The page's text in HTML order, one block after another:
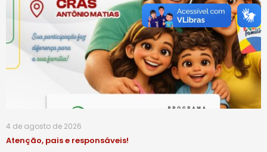
4 de agosto de 2026
Atenção, pais e responsáveis!